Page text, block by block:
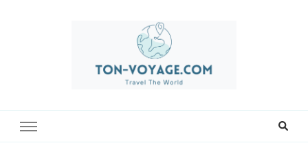
meilleures offres et créez des souvenirs inoubliables. Explorez le